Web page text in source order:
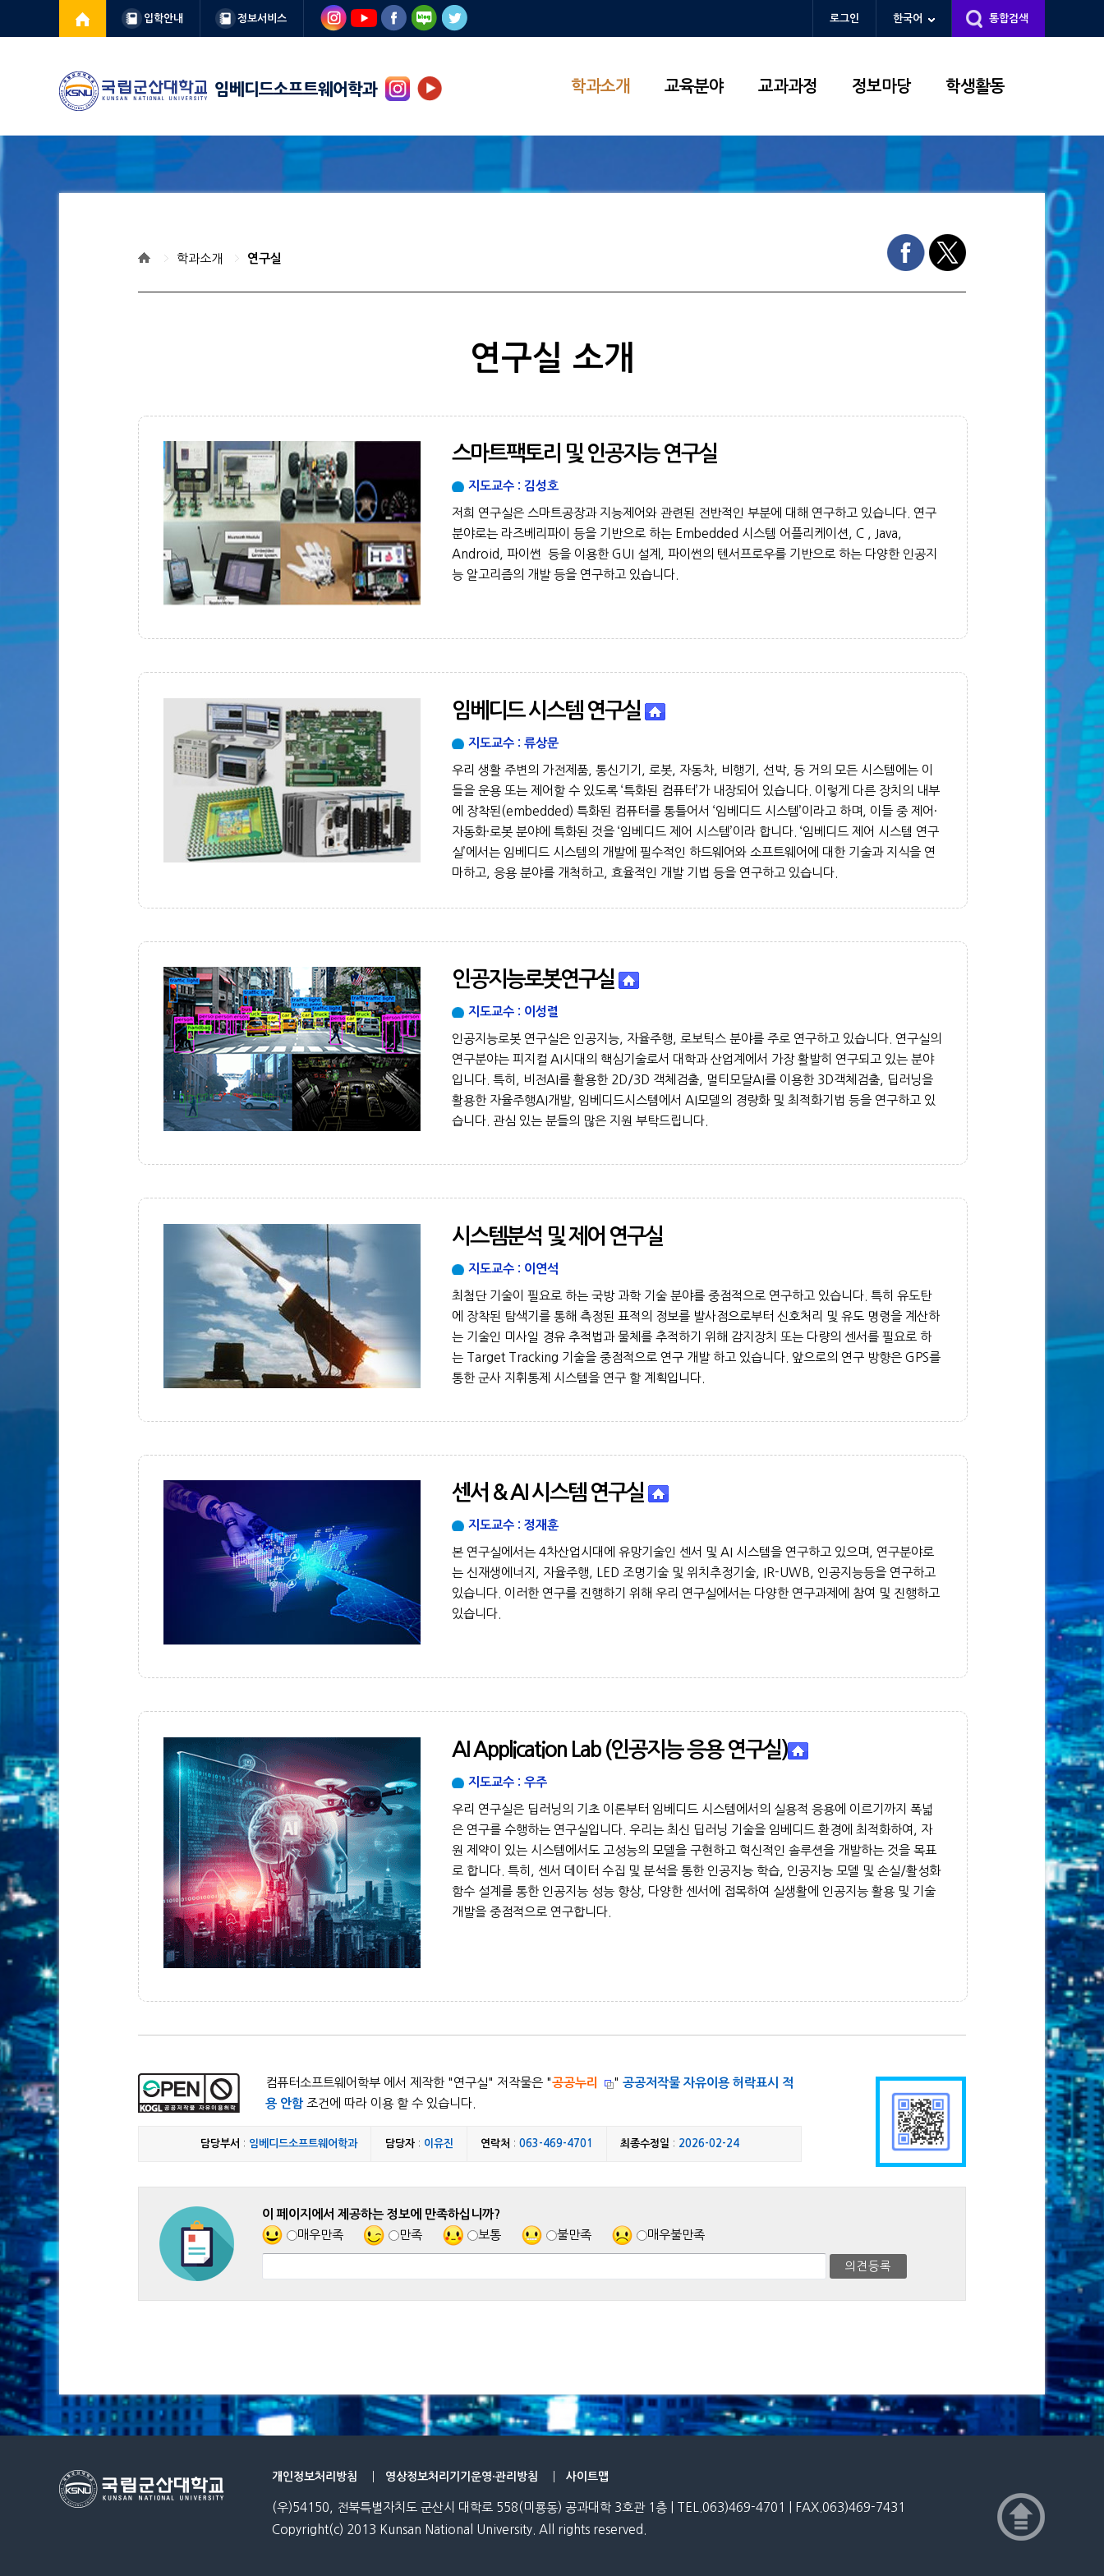
입학안내 정보서비스 로그인 한국어 통합검색
임베디드소프트웨어학과 학과소개 교육분야 교과과정 정보마당 학생활동
학과소개 연구실
연구실 소개
스마트팩토리 및 인공지능 연구실
지도교수 : 김성호
저희 연구실은 스마트공장과 지능제어와 관련된 전반적인 부분에 대해 연구하고 있습니다. 연구
분야로는 라즈베리파이 등을 기반으로 하는 Embedded 시스템 어플리케이션, C , Java,
Android, 파이썬 등을 이용한 GUI 설계, 파이썬의 텐서프로우를 기반으로 하는 다양한 인공지
능 알고리즘의 개발 등을 연구하고 있습니다.
임베디드 시스템 연구실
지도교수 : 류상문
우리 생활 주변의 가전제품, 통신기기, 로봇, 자동차, 비행기, 선박, 등 거의 모든 시스템에는 이
들을 운용 또는 제어할 수 있도록 ‘특화된 컴퓨터’가 내장되어 있습니다. 이렇게 다른 장치의 내부
에 장착된(embedded) 특화된 컴퓨터를 통틀어서 ‘임베디드 시스템’이라고 하며, 이들 중 제어·
자동화·로봇 분야에 특화된 것을 ‘임베디드 제어 시스템’이라 합니다. ‘임베디드 제어 시스템 연구
실’에서는 임베디드 시스템의 개발에 필수적인 하드웨어와 소프트웨어에 대한 기술과 지식을 연
마하고, 응용 분야를 개척하고, 효율적인 개발 기법 등을 연구하고 있습니다.
인공지능로봇연구실
지도교수 : 이성렬
인공지능로봇 연구실은 인공지능, 자율주행, 로보틱스 분야를 주로 연구하고 있습니다. 연구실의
연구분야는 피지컬 AI시대의 핵심기술로서 대학과 산업계에서 가장 활발히 연구되고 있는 분야
입니다. 특히, 비전AI를 활용한 2D/3D 객체검출, 멀티모달AI를 이용한 3D객체검출, 딥러닝을
활용한 자율주행AI개발, 임베디드시스템에서 AI모델의 경량화 및 최적화기법 등을 연구하고 있
습니다. 관심 있는 분들의 많은 지원 부탁드립니다.
시스템분석 및 제어 연구실
지도교수 : 이연석
최첨단 기술이 필요로 하는 국방 과학 기술 분야를 중점적으로 연구하고 있습니다. 특히 유도탄
에 장착된 탐색기를 통해 측정된 표적의 정보를 발사점으로부터 신호처리 및 유도 명령을 계산하
는 기술인 미사일 경유 추적법과 물체를 추적하기 위해 감지장치 또는 다량의 센서를 필요로 하
는 Target Tracking 기술을 중점적으로 연구 개발 하고 있습니다. 앞으로의 연구 방향은 GPS를
통한 군사 지휘통제 시스템을 연구 할 계획입니다.
센서 & AI 시스템 연구실
지도교수 : 정재훈
본 연구실에서는 4차산업시대에 유망기술인 센서 및 AI 시스템을 연구하고 있으며, 연구분야로
는 신재생에너지, 자율주행, LED 조명기술 및 위치추정기술, IR-UWB, 인공지능등을 연구하고
있습니다. 이러한 연구를 진행하기 위해 우리 연구실에서는 다양한 연구과제에 참여 및 진행하고
있습니다.
AI Application Lab (인공지능 응용 연구실)
지도교수 : 우주
우리 연구실은 딥러닝의 기초 이론부터 임베디드 시스템에서의 실용적 응용에 이르기까지 폭넓
은 연구를 수행하는 연구실입니다. 우리는 최신 딥러닝 기술을 임베디드 환경에 최적화하여, 자
원 제약이 있는 시스템에서도 고성능의 모델을 구현하고 혁신적인 솔루션을 개발하는 것을 목표
로 합니다. 특히, 센서 데이터 수집 및 분석을 통한 인공지능 학습, 인공지능 모델 및 손실/활성화
함수 설계를 통한 인공지능 성능 향상, 다양한 센서에 접목하여 실생활에 인공지능 활용 및 기술
개발을 중점적으로 연구합니다.
컴퓨터소프트웨어학부 에서 제작한 " 연구실" 저작물은 "공공누리 " 공공저작물 자유이용 허락표시 적
용 안함조건에 따라 이용 할 수 있습니다.
담당부서 : 임베디드소프트웨어학과 담당자: 이유진 연락처 : 063-469-4701 최종수정일 : 2026-02-24
이 페이지에서 제공하는 정보에 만족하십니까?
매우만족
만족 보통 불만족 매우불만족
개인정보처리방침 영상정보처리기기운영·관리방침 사이트맵
(우)54150, 전북특별자치도 군산시 대학로 558(미룡동) 공과대학 3호관 1층 | TEL.063)469-4701 | FAX.063)469-7431
Copyright(c) 2013 Kunsan National University. All rights reserved.